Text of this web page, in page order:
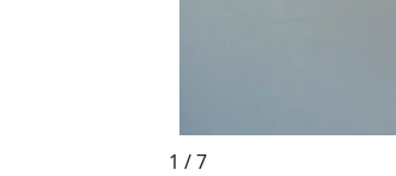
1 / 7